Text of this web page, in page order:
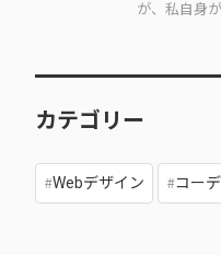
が、私自身
カテゴリー
Webデザイン コー